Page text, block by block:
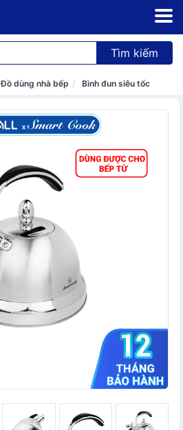
Tìm kiếm
Đồ dùng nhà bếp Bình đun siêu tốc